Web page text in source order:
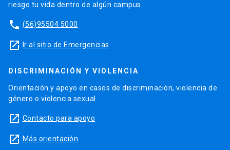
riesgo tu vida dentro de algún campus.
phone (56)95504 5000
launch Ir al sitio de Emergencias
DISCRIMINACIÓN Y VIOLENCIA
Orientación y apoyo en casos de discriminación, violencia de
género o violencia sexual.
launch Contacto para apoyo
launch Más orientación